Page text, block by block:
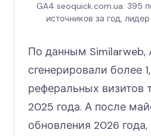
GA4 seoquick.com.ua: 395
источников за год,
По данным Similarweb,
сгенерировали более
реферальных визитов
2025 года. А после
обновления 2026 года,